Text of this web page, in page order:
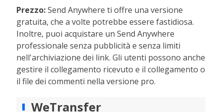
Prezzo:Send Anywhere ti offre una versione
gratuita, che a volte potrebbe essere fastidiosa.
Inoltre, puoi acquistare un Send Anywhere
professionale senza pubblicità e senza limiti
nell'archiviazione dei link. Gli utenti possono anche
gestire il collegamento ricevuto e il collegamento o
il file dei commenti nella versione pro.
WeTransfer